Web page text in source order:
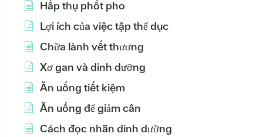
Hấp thụ phốt pho
Lợi ích của việc tập thể dục
Chữa lành vết thương
Xơ gan và dinh dưỡng
Ăn uống tiết kiệm
Ăn uống để giảm cân
Cách đọc nhãn dinh dưỡng